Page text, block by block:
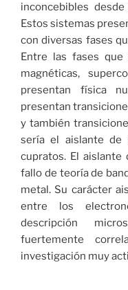
inconcebibles
Estos sistemas
con diversas fases
Entre las fases
magnéticas,
presentan física
presentan
y también
sería el aislante
cupratos. El
fallo de teoría de
metal. Su carácter
entre los
descripción
fuertemente
investigación muy